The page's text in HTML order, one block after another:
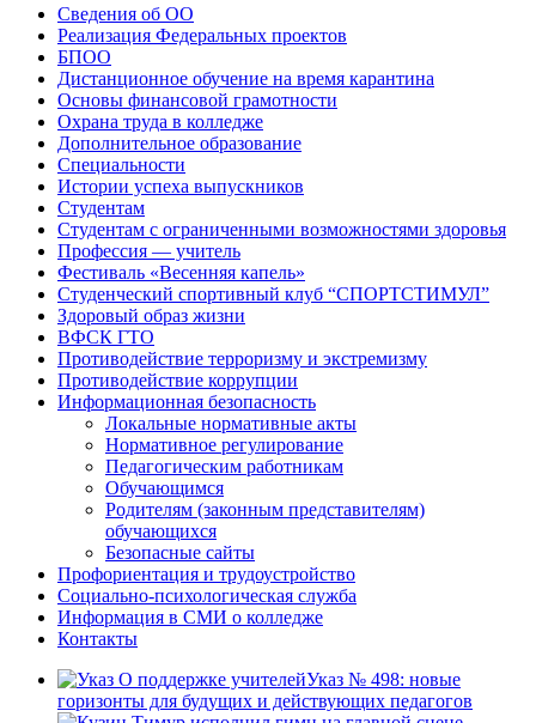
Сведения об ОО
Реализация Федеральных проектов
БПОО
Дистанционное обучение на время карантина
Основы финансовой грамотности
Охрана труда в колледже
Дополнительное образование
Специальности
Истории успеха выпускников
Студентам
Студентам с ограниченными возможностями здоровья
Профессия — учитель
Фестиваль «Весенняя капель»
Студенческий спортивный клуб “СПОРТСТИМУЛ”
Здоровый образ жизни
ВФСК ГТО
Противодействие терроризму и экстремизму
Противодействие коррупции
Информационная безопасность
Локальные нормативные акты
Нормативное регулирование
Педагогическим работникам
Обучающимся
Родителям (законным представителям)
обучающихся
Безопасные сайты
Профориентация и трудоустройство
Социально-психологическая служба
Информация в СМИ о колледже
Контакты
Указ № 498: новые
горизонты для будущих и действующих педагогов